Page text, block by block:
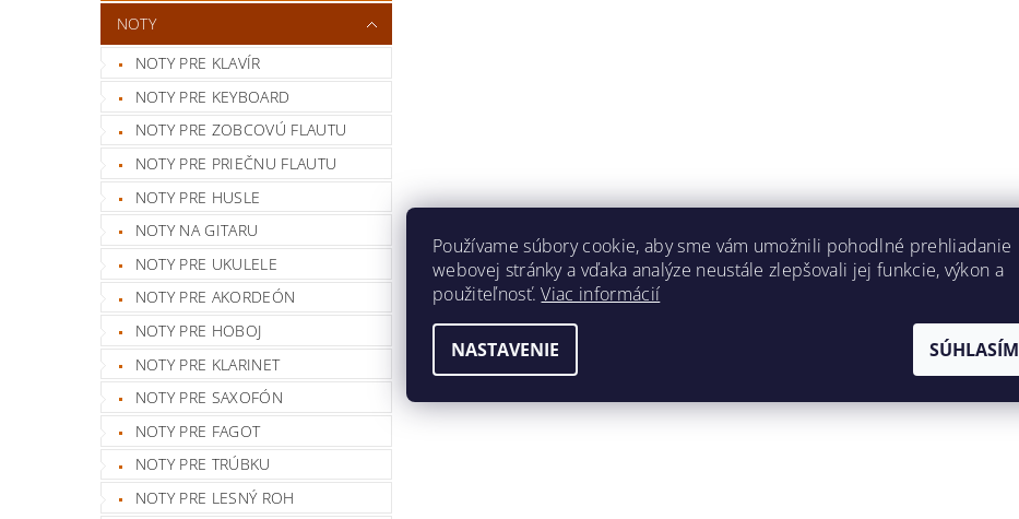
NOTY
NOTY PRE KLAVÍR
NOTY PRE KEYBOARD
NOTY PRE ZOBCOVÚ FLAUTU
NOTY PRE PRIEČNU FLAUTU
NOTY PRE HUSLE
NOTY NA GITARU
NOTY PRE UKULELE
NOTY PRE AKORDEÓN
NOTY PRE HOBOJ
NOTY PRE KLARINET
NOTY PRE SAXOFÓN
NOTY PRE FAGOT
NOTY PRE TRÚBKU
NOTY PRE LESNÝ ROH
Používame súbory cookie, aby sme vám umožnili pohodlné prehliadanie
webovej stránky a vďaka analýze neustále zlepšovali jej funkcie, výkon a
použiteľnosť.Viac informácií
NASTAVENIE SÚHLASÍM